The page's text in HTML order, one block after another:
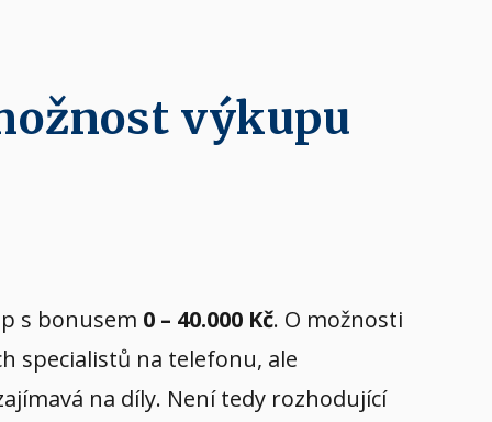
výkupu
s bonusem 0 – 40.000 Kč. O možnosti
specialistů na telefonu, ale
na díly. Není tedy rozhodující